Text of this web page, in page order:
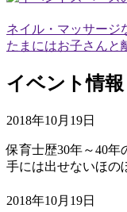
ネイル・マッサージ
たまにはお子さんと
イベント情報
2018年10月19日
保育士歴30年～40
手には出せないほ
2018年10月19日